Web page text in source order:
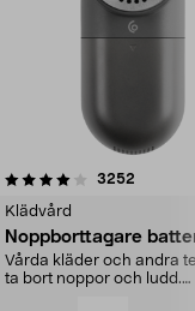
3252
Klädvård
Noppborttagare
Vårda kläder och andra
ta bort noppor och ludd.
4.5av 5 stjärnor